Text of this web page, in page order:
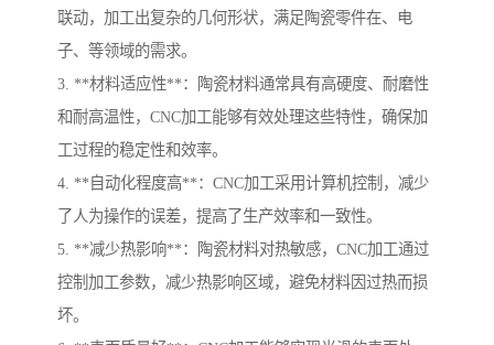
联动，加工出复杂的几何形状，满足陶瓷零件在、电
子、等领域的需求。
3. **材料适应性**：陶瓷材料通常具有高硬度、耐磨性
和耐高温性，CNC加工能够有效处理这些特性，确保加
工过程的稳定性和效率。
4. **自动化程度高**：CNC加工采用计算机控制，减少
了人为操作的误差，提高了生产效率和一致性。
5. **减少热影响**：陶瓷材料对热敏感，CNC加工通过
控制加工参数，减少热影响区域，避免材料因过热而损
坏。